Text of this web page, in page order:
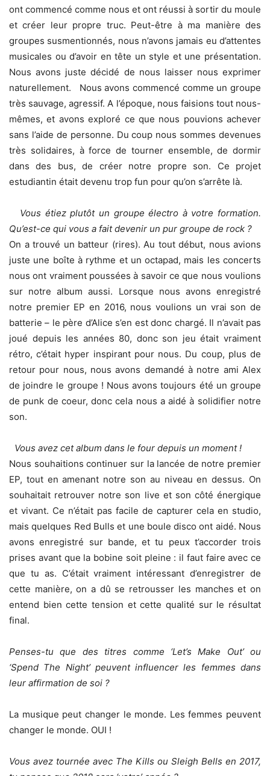
ont commencé comme nous et ont réussi à sortir du moule
et créer leur propre truc. Peut-être à ma manière des
groupes susmentionnés, nous n’avons jamais eu d’attentes
musicales ou d’avoir en tête un style et une présentation.
Nous avons juste décidé de nous laisser nous exprimer
naturellement. Nous avons commencé comme un groupe
très sauvage, agressif. A l’époque, nous faisions tout nous-
mêmes, et avons exploré ce que nous pouvions achever
sans l’aide de personne. Du coup nous sommes devenues
très solidaires, à force de tourner ensemble, de dormir
dans des bus, de créer notre propre son. Ce projet
estudiantin était devenu trop fun pour qu’on s’arrête là.
Vous étiez plutôt un groupe électro à votre formation.
Qu’est-ce qui vous a fait devenir un pur groupe de rock ?
On a trouvé un batteur (rires). Au tout début, nous avions
juste une boîte à rythme et un octapad, mais les concerts
nous ont vraiment poussées à savoir ce que nous voulions
sur notre album aussi. Lorsque nous avons enregistré
notre premier EP en 2016, nous voulions un vrai son de
batterie – le père d’Alice s’en est donc chargé. Il n’avait pas
joué depuis les années 80, donc son jeu était vraiment
rétro, c’était hyper inspirant pour nous. Du coup, plus de
retour pour nous, nous avons demandé à notre ami Alex
de joindre le groupe ! Nous avons toujours été un groupe
de punk de coeur, donc cela nous a aidé à solidifier notre
son.
Vous avez cet album dans le four depuis un moment !
Nous souhaitions continuer sur la lancée de notre premier
EP, tout en amenant notre son au niveau en dessus. On
souhaitait retrouver notre son live et son côté énergique
et vivant. Ce n’était pas facile de capturer cela en studio,
mais quelques Red Bulls et une boule disco ont aidé. Nous
avons enregistré sur bande, et tu peux t’accorder trois
prises avant que la bobine soit pleine : il faut faire avec ce
que tu as. C’était vraiment intéressant d’enregistrer de
cette manière, on a dû se retrousser les manches et on
entend bien cette tension et cette qualité sur le résultat
final.
Penses-tu que des titres comme ‘Let’s Make Out’ ou
‘Spend The Night’ peuvent influencer les femmes dans
leur affirmation de soi ?
La musique peut changer le monde. Les femmes peuvent
changer le monde. OUI !
Vous avez tournée avec The Kills ou Sleigh Bells en 2017,